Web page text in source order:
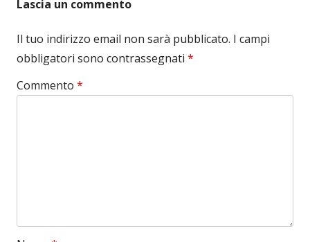
Lascia un commento
Il tuo indirizzo email non sarà pubblicato. I campi
obbligatori sono contrassegnati *
Commento *